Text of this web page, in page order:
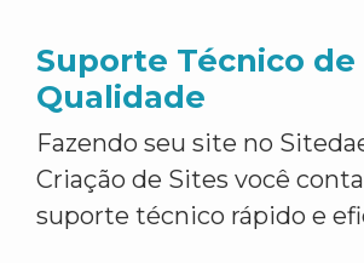
Suporte Técnico de
Qualidade
Fazendo seu site no
Criação de Sites você
suporte técnico rápido e